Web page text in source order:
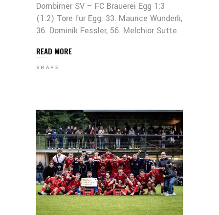
Dornbirner SV – FC Brauerei Egg 1:3
(1:2) Tore für Egg: 33. Maurice Wunderli,
36. Dominik Fessler, 56. Melchior Sutte
READ MORE
SHARE